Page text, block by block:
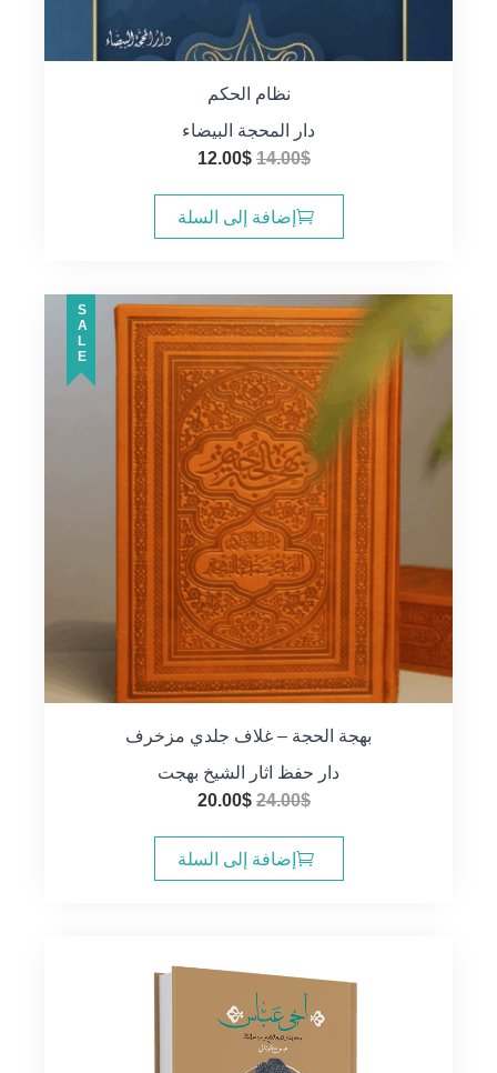
نظام الحكم
دار المحجة البيضاء
14.00$
السعر
هو:
14.00$.
12.00$
هو:
12.00$.
إضافة إلى السلة
SALE
بهجة الحجة – غلاف جلدي مزخرف
دار حفظ اثار الشيخ بهجت
24.00$
السعر
هو:
24.00$.
20.00$
هو:
20.00$.
إضافة إلى السلة